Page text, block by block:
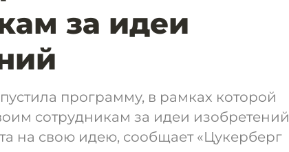
за идеи
программу, в рамках которой
сотрудникам за идеи изобретений
на свою идею, сообщает «Цукерберг